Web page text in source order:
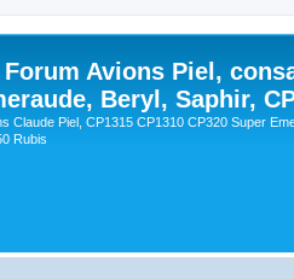
Forum Avions Piel,
Beryl, Saphir,
Claude Piel, CP1315 CP1310 CP320 Super
Rubis